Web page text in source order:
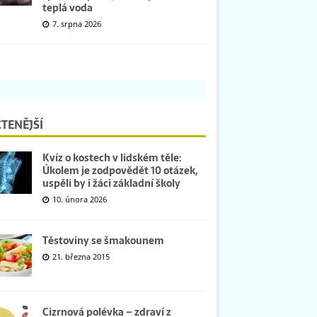
teplá voda
7. srpna 2026
Kvíz o kostech v lidském těle:
Úkolem je zodpovědět 10 otázek,
uspěli by i žáci základní školy
10. února 2026
Těstoviny se šmakounem
21. března 2015
Cizrnová polévka – zdraví z